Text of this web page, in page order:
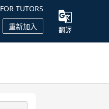
FOR TUTORS
重新加入 翻譯